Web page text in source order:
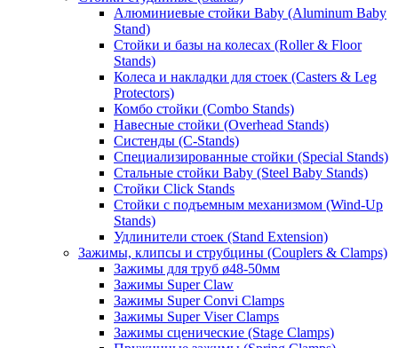
Алюминиевые стойки Baby (Aluminum Baby
Stand)
Стойки и базы на колесах (Roller & Floor
Stands)
Колеса и накладки для стоек (Casters & Leg
Protectors)
Комбо стойки (Combo Stands)
Навесные стойки (Overhead Stands)
Систенды (C-Stands)
Специализированные стойки (Special Stands)
Стальные стойки Baby (Steel Baby Stands)
Стойки Click Stands
Стойки с подъемным механизмом (Wind-Up
Stands)
Удлинители стоек (Stand Extension)
Зажимы, клипсы и струбцины (Couplers & Clamps)
Зажимы для труб ø48-50мм
Зажимы Super Claw
Зажимы Super Convi Clamps
Зажимы Super Viser Clamps
Зажимы сценические (Stage Clamps)